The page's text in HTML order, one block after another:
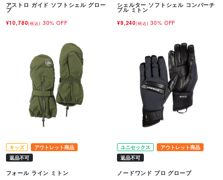
アストロ ガイド ソフトシェル グロー
ブ
¥10,780(税込) 30% OFF
シェルター ソフトシェル コンバーチ
ブル ミトン
¥9,240(税込) 30% OFF
キッズ
アウトレット商品
返品不可
フォール ライン ミトン
ユニセックス
アウトレット商品
返品不可
ノードワンド プロ グローブ